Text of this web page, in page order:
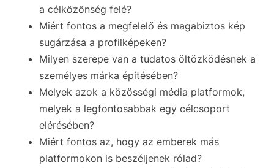
a célközönség felé?
Miért fontos a megfelelő és magabiztos kép
sugárzása a profilképeken?
Milyen szerepe van a tudatos öltözködésnek a
személyes márka építésében?
Melyek azok a közösségi média platformok,
melyek a legfontosabbak egy célcsoport
elérésében?
Miért fontos az, hogy az emberek más
platformokon is beszéljenek rólad?